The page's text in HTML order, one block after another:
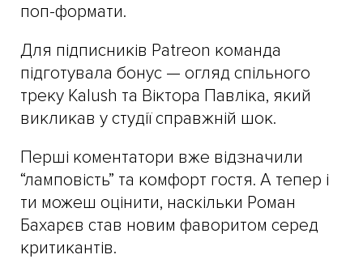
поп-формати.
Для підписників Patreon команда
підготувала бонус — огляд спільного
треку Kalush та Віктора Павліка, який
викликав у студії справжній шок.
Перші коментатори вже відзначили
“ламповість” та комфорт гостя. А тепер і
ти можеш оцінити, наскільки Роман
Бахарєв став новим фаворитом серед
критикантів.